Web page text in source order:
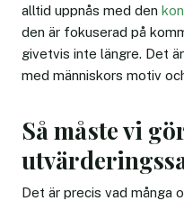
alltid uppnås med den
den är fokuserad på
givetvis inte längre. Det
med människors motiv
Så måste vi
Det är precis vad många